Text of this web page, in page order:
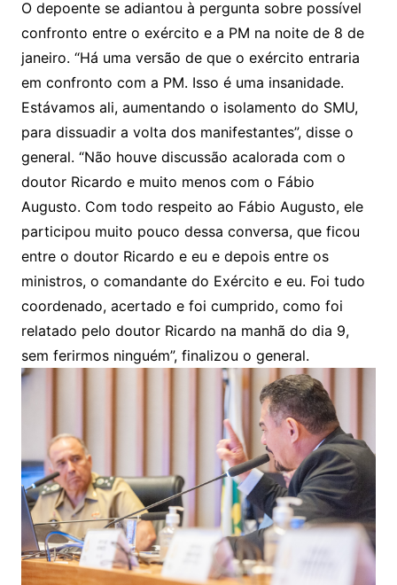
O depoente se adiantou à pergunta sobre possível
confronto entre o exército e a PM na noite de 8 de
janeiro. “Há uma versão de que o exército entraria
em confronto com a PM. Isso é uma insanidade.
Estávamos ali, aumentando o isolamento do SMU,
para dissuadir a volta dos manifestantes”, disse o
general. “Não houve discussão acalorada com o
doutor Ricardo e muito menos com o Fábio
Augusto. Com todo respeito ao Fábio Augusto, ele
participou muito pouco dessa conversa, que ficou
entre o doutor Ricardo e eu e depois entre os
ministros, o comandante do Exército e eu. Foi tudo
coordenado, acertado e foi cumprido, como foi
relatado pelo doutor Ricardo na manhã do dia 9,
sem ferirmos ninguém”, finalizou o general.